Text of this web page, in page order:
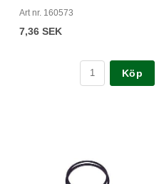
Art nr. 160573
7,36 SEK
Köp